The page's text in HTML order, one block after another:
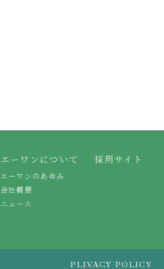
エーワンについて
エーワンのあゆみ
会社概要
ニュース
採用サイト
PLIVACY POLICY